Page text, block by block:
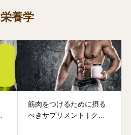
栄養学
筋肉をつけるために摂る
べきサプリメント | クレ